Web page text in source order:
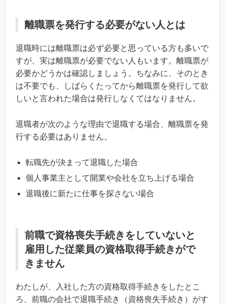
離職票を発行する必要がない人とは
退職時には離職票は必ず必要と思っている方も多いで
すが、実は離職票が必要でない人もいます。離職票が
必要かどうかは確認しましょう。ちなみに、そのとき
は不要でも、しばらくたってから離職票を発行して欲
しいと言われた場合は発行しなくてはなりません。
退職者が次のような理由で退職する場合、離職票を発
行する必要はありません。
転職先が決まって退職した場合
個人事業主として開業や会社を立ち上げる場合
退職後に新たに仕事を探さない場合
前職で資格喪失手続きをしていないと
雇用した従業員の資格取得手続きがで
きません
わたしが、入社した方の資格取得手続きをしたとこ
ろ、前職の会社で退職手続き（資格喪失手続き）がす